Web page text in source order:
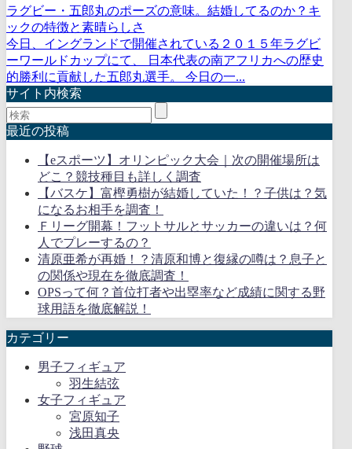
ラグビー・五郎丸のポーズの意味。結婚してるのか？キ
ックの特徴と素晴らしさ
今日、イングランドで開催されている２０１５年ラグビ
ーワールドカップにて、 日本代表の南アフリカへの歴史
的勝利に貢献した五郎丸選手。 今日の一...
サイト内検索
最近の投稿
【eスポーツ】オリンピック大会｜次の開催場所は
どこ？競技種目も詳しく調査
【バスケ】富樫勇樹が結婚していた！？子供は？気
になるお相手を調査！
Ｆリーグ開幕！フットサルとサッカーの違いは？何
人でプレーするの？
清原亜希が再婚！？清原和博と復縁の噂は？息子と
の関係や現在を徹底調査！
OPSって何？首位打者や出塁率など成績に関する野
球用語を徹底解説！
カテゴリー
男子フィギュア
羽生結弦
女子フィギュア
宮原知子
浅田真央